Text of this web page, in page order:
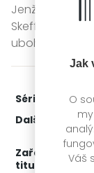
Jak
O
Váš
Jenže když v
ubohého pana
Série:
Další díly:
Zařažení
titulu: